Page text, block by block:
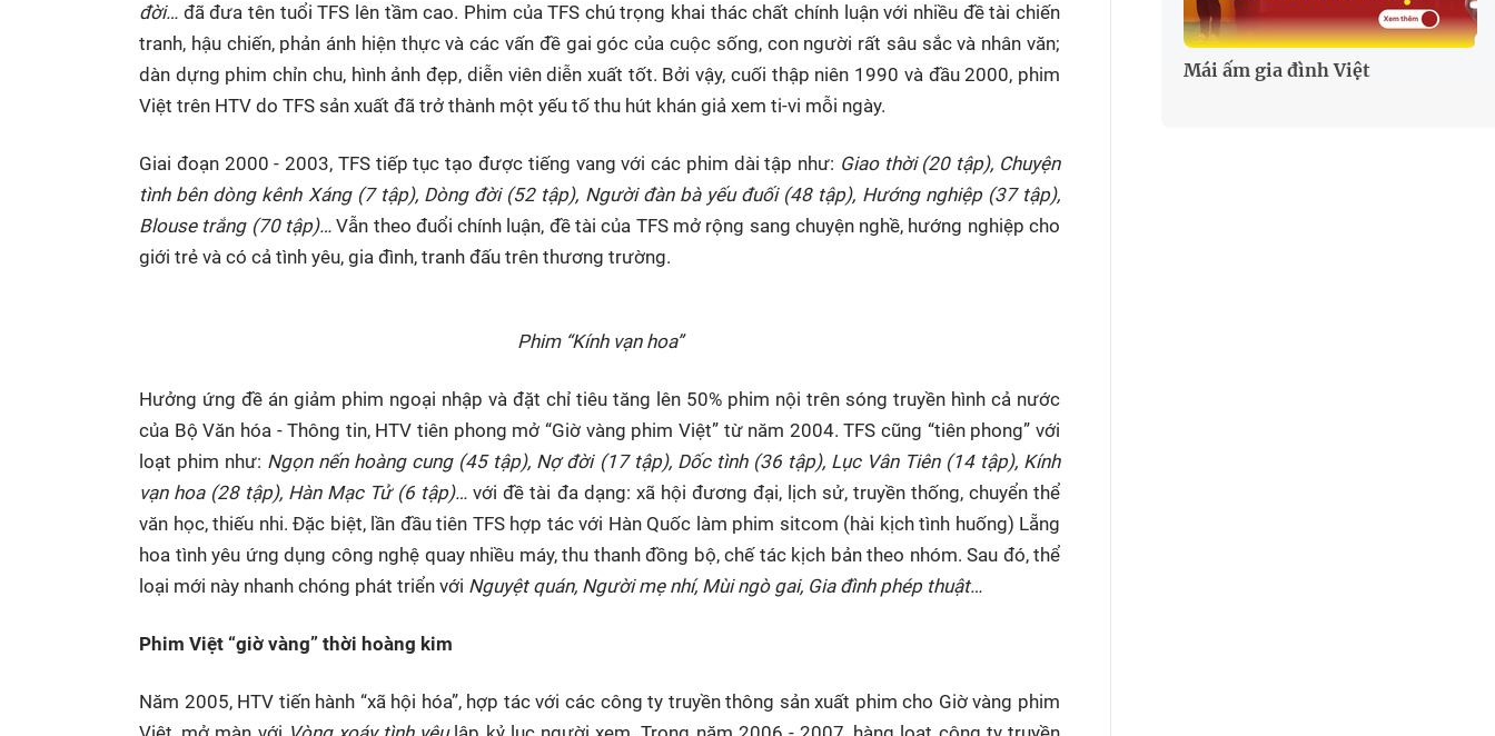
đời… đã đưa tên tuổi TFS lên tầm cao. Phim của TFS chú trọng khai thác chất chính luận với nhiều đề tài chiến
tranh, hậu chiến, phản ánh hiện thực và các vấn đề gai góc của cuộc sống, con người rất sâu sắc và nhân văn;
dàn dựng phim chỉn chu, hình ảnh đẹp, diễn viên diễn xuất tốt. Bởi vậy, cuối thập niên 1990 và đầu 2000, phim
Việt trên HTV do TFS sản xuất đã trở thành một yếu tố thu hút khán giả xem ti-vi mỗi ngày.
Giai đoạn 2000 - 2003, TFS tiếp tục tạo được tiếng vang với các phim dài tập như: Giao thời (20 tập), Chuyện
tình bên dòng kênh Xáng (7 tập), Dòng đời (52 tập), Người đàn bà yếu đuối (48 tập), Hướng nghiệp (37 tập),
Blouse trắng (70 tập)…Vẫn theo đuổi chính luận, đề tài của TFS mở rộng sang chuyện nghề, hướng nghiệp cho
giới trẻ và có cả tình yêu, gia đình, tranh đấu trên thương trường.
Phim “Kính vạn hoa”
Hưởng ứng đề án giảm phim ngoại nhập và đặt chỉ tiêu tăng lên 50% phim nội trên sóng truyền hình cả nước
của Bộ Văn hóa - Thông tin, HTV tiên phong mở “Giờ vàng phim Việt” từ năm 2004. TFS cũng “tiên phong” với
loạt phim như: Ngọn nến hoàng cung (45 tập), Nợ đời (17 tập), Dốc tình (36 tập), Lục Vân Tiên (14 tập), Kính
vạn hoa (28 tập), Hàn Mạc Tử (6 tập)…với đề tài đa dạng: xã hội đương đại, lịch sử, truyền thống, chuyển thể
văn học, thiếu nhi. Đặc biệt, lần đầu tiên TFS hợp tác với Hàn Quốc làm phim sitcom (hài kịch tình huống) Lẵng
hoa tình yêu ứng dụng công nghệ quay nhiều máy, thu thanh đồng bộ, chế tác kịch bản theo nhóm. Sau đó, thể
loại mới này nhanh chóng phát triển với Nguyệt quán, Người mẹ nhí, Mùi ngò gai, Gia đình phép thuật…
Phim Việt “giờ vàng” thời hoàng kim
Năm 2005, HTV tiến hành “xã hội hóa”, hợp tác với các công ty truyền thông sản xuất phim cho Giờ vàng phim
Mái ấm gia đình Việt